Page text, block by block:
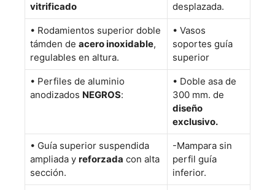
vitrificado
desplazada.
• Rodamientos superior doble
támden de acero inoxidable,
regulables en altura.
• Vasos
soportes guía
superior
• Perfiles de aluminio
anodizados NEGROS:
• Doble asa de
300 mm. de
diseño
exclusivo.
• Guía superior suspendida
ampliada y reforzada con alta
sección.
-Mampara sin
perfil guía
inferior.